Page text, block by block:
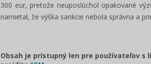
300 eur, pretože neuposlúchol opakované
namietal, že výška sankcie nebola správna a
Obsah je prístupný len pre používateľov s